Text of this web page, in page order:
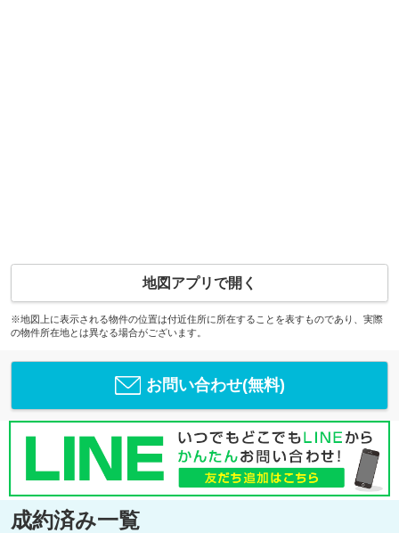
地図アプリで開く
※地図上に表示される物件の位置は付近住所に所在することを表すものであり、実際
の物件所在地とは異なる場合がございます。
お問い合わせ(無料)
成約済み一覧